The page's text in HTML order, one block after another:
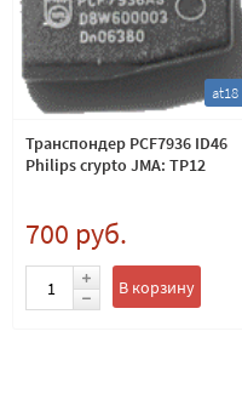
at18
Транспондер PCF7936 ID46
Philips crypto JMA: TP12
700 руб.
В корзину